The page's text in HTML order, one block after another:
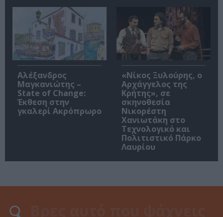
Αλέξανδρος
Μαγκανιώτης –
State of Change:
Έκθεση στην
γκαλερί Ακρόπρωρο
«Νίκος Ξυλούρης, ο
Αρχάγγελος της
Κρήτης», σε
σκηνοθεσία
Νικορέστη
Χανιωτάκη στο
Τεχνολογικό και
Πολιτιστικό Πάρκο
Λαυρίου